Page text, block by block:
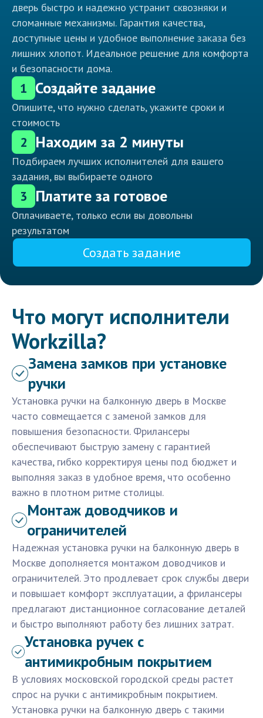
дверь быстро и надежно устранит сквозняки и
сломанные механизмы. Гарантия качества,
доступные цены и удобное выполнение заказа без
лишних хлопот. Идеальное решение для комфорта
и безопасности дома.
1 Создайте задание
Опишите, что нужно сделать, укажите сроки и
стоимость
2 Находим за 2 минуты
Подбираем лучших исполнителей для вашего
задания, вы выбираете одного
3 Платите за готовое
Оплачиваете, только если вы довольны
результатом
Создать задание
Что могут исполнители
Workzilla?
Замена замков при установке
ручки
Установка ручки на балконную дверь в Москве
часто совмещается с заменой замков для
повышения безопасности. Фрилансеры
обеспечивают быструю замену с гарантией
качества, гибко корректируя цены под бюджет и
выполняя заказ в удобное время, что особенно
важно в плотном ритме столицы.
Монтаж доводчиков и
ограничителей
Надежная установка ручки на балконную дверь в
Москве дополняется монтажом доводчиков и
ограничителей. Это продлевает срок службы двери
и повышает комфорт эксплуатации, а фрилансеры
предлагают дистанционное согласование деталей
и быстро выполняют работу без лишних затрат.
Установка ручек с
антимикробным покрытием
В условиях московской городской среды растет
спрос на ручки с антимикробным покрытием.
Установка ручки на балконную дверь с такими